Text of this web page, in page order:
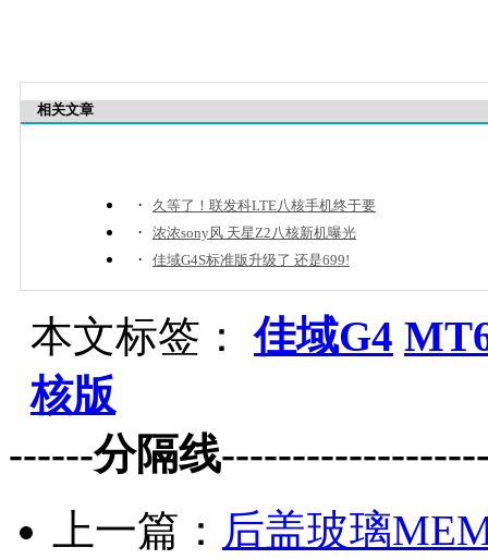
相关文章
· 久等了！联发科LTE八核手机终于要
· 浓浓sony风 天星Z2八核新机曝光
· 佳域G4S标准版升级了 还是699!
本文标签：佳域G4
核版
------分隔线
上一篇： 后盖玻璃